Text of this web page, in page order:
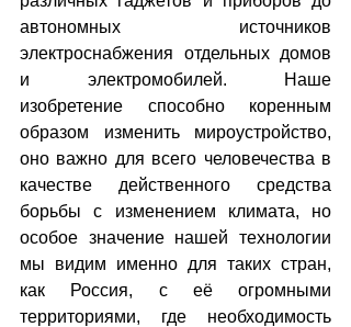
автономных источников
электроснабжения отдельных домов
и электромобилей. Наше
изобретение способно коренным
образом изменить мироустройство,
оно важно для всего человечества в
качестве действенного средства
борьбы с изменением климата, но
особое значение нашей технологии
мы видим именно для таких стран,
как Россия, с её огромными
территориями, где необходимость